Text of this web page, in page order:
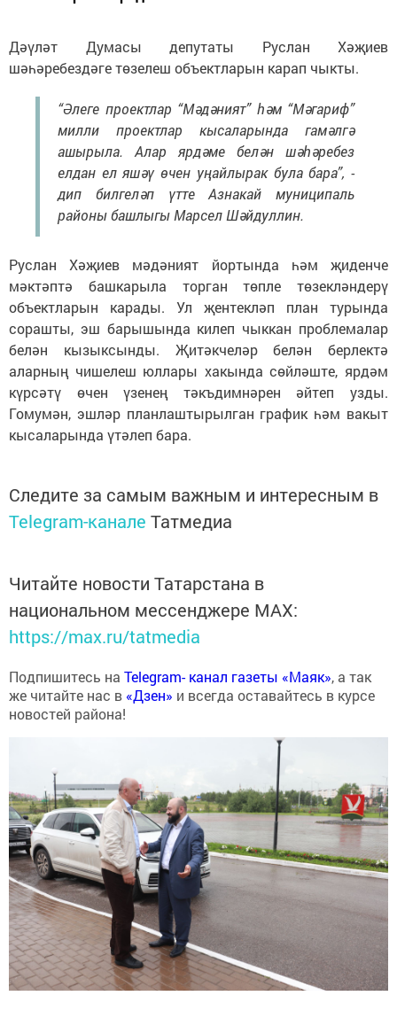
Дәүләт Думасы депутаты Руслан Хәҗиев
шәһәребездәге төзелеш объектларын карап чыкты.
“Әлеге проектлар “Мәдәният” һәм “Мәгариф”
милли проектлар кысаларында гамәлгә
ашырыла. Алар ярдәме белән шәһәребез
елдан ел яшәү өчен уңайлырак була бара”, -
дип билгеләп үтте Азнакай муниципаль
районы башлыгы Марсел Шәйдуллин.
Руслан Хәҗиев мәдәният йортында һәм җиденче
мәктәптә башкарыла торган төпле төзекләндерү
объектларын карады. Ул җентекләп план турында
сорашты, эш барышында килеп чыккан проблемалар
белән кызыксынды. Җитәкчеләр белән берлектә
аларның чишелеш юллары хакында сөйләште, ярдәм
күрсәтү өчен үзенең тәкъдимнәрен әйтеп узды.
Гомумән, эшләр планлаштырылган график һәм вакыт
кысаларында үтәлеп бара.
Следите за самым важным и интересным в
Telegram-канале Татмедиа
Читайте новости Татарстана в
национальном мессенджере MАХ:
https://max.ru/tatmedia
Подпишитесь на Telegram- канал газеты «Маяк», а так
же читайте нас в «Дзен» и всегда оставайтесь в курсе
новостей района!